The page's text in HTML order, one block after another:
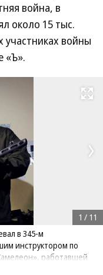
война, в
около 15 тыс.
войны
«Ъ».
Развернуть
в 345-м
инструктором по
работавшей
приходилось
1 / 11